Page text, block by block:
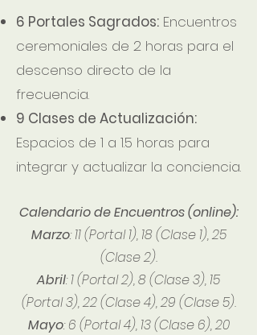
6 Portales Sagrados: Encuentros
ceremoniales de 2 horas para el
descenso directo de la
frecuencia.
9 Clases de Actualización:
Espacios de 1 a 1.5 horas para
integrar y actualizar la conciencia.
Calendario de Encuentros (online):
Marzo: 11 (Portal 1), 18 (Clase 1), 25
(Clase 2).
Abril: 1 (Portal 2), 8 (Clase 3), 15
(Portal 3), 22 (Clase 4), 29 (Clase 5).
Mayo: 6 (Portal 4), 13 (Clase 6), 20